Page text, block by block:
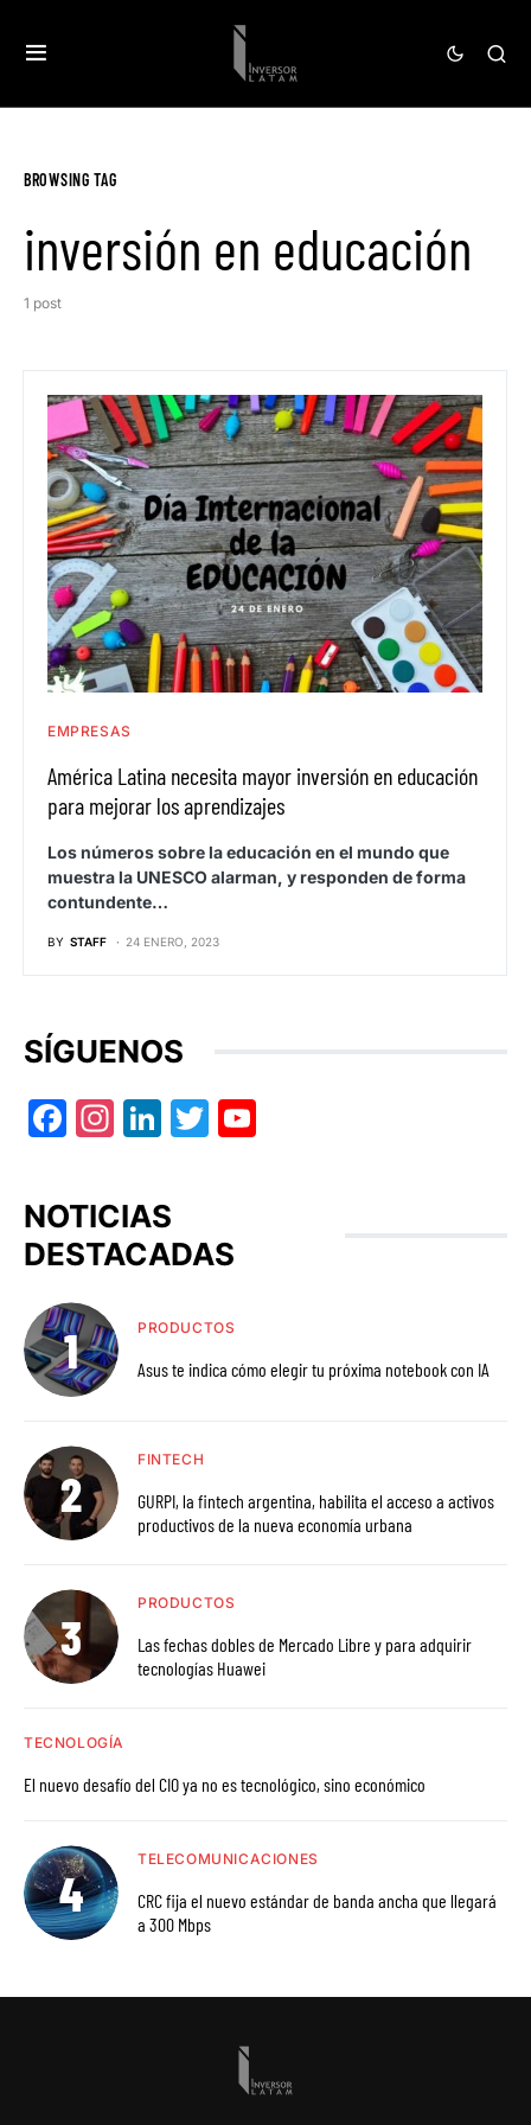
BROWSING TAG
inversión en educación
1 post
EMPRESAS
América Latina necesita mayor inversión en educación
para mejorar los aprendizajes
Los números sobre la educación en el mundo que
muestra la UNESCO alarman, y responden de forma
contundente…
BY STAFF 24 ENERO, 2023
SÍGUENOS
Facebook
Instagram
LinkedIn
Twitter
NOTICIAS
DESTACADAS
PRODUCTOS
Asus te indica cómo elegir tu próxima notebook con IA
FINTECH
GURPI, la fintech argentina, habilita el acceso a activos
productivos de la nueva economía urbana
PRODUCTOS
Las fechas dobles de Mercado Libre y para adquirir
tecnologías Huawei
TECNOLOGÍA
El nuevo desafío del CIO ya no es tecnológico, sino económico
TELECOMUNICACIONES
CRC fija el nuevo estándar de banda ancha que llegará
a 300 Mbps